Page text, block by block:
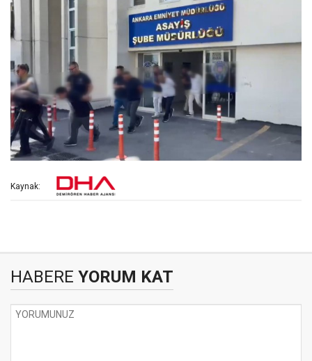
Kaynak:
HABERE YORUM KAT